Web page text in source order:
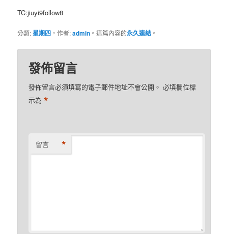
TC:jiuyi9follow8
分類:星期四 ，作者:admin 。這篇內容的永久連結 。
發佈留言
發佈留言必須填寫的電子郵件地址不會公開。 必填欄位標
示為*
留言 *